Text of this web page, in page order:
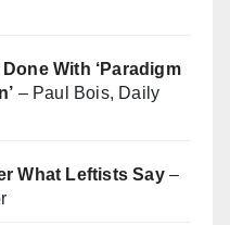
With ‘Paradigm
– Paul Bois, Daily
What Leftists Say–